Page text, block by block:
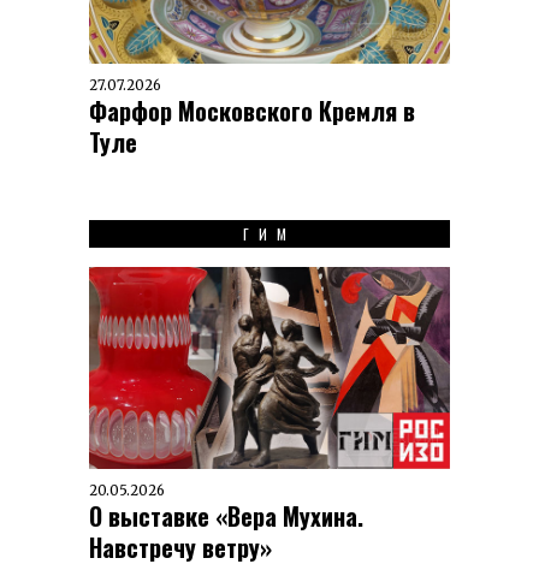
27.07.2026
Фарфор Московского Кремля в
Туле
ГИМ
20.05.2026
О выставке «Вера Мухина.
Навстречу ветру»